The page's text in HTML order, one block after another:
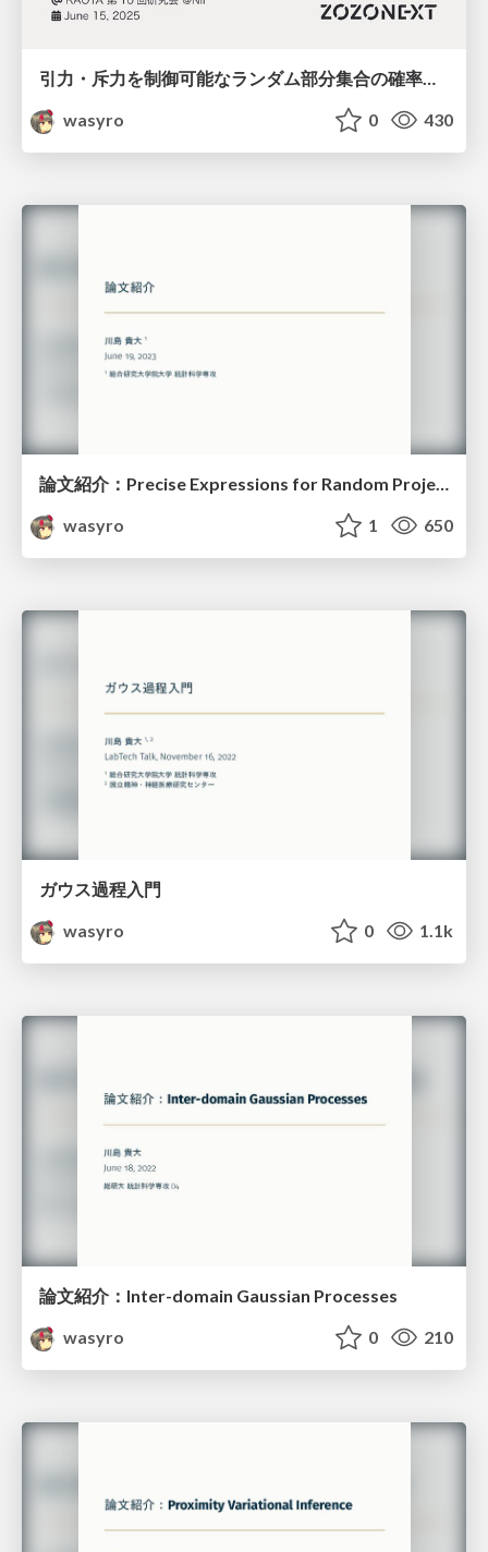
wasyro
0 430
論文紹介：Precise Expressions for Random Projections
wasyro
1 650
ガウス過程入門
wasyro
0 1.1k
論文紹介：Inter-domain Gaussian Processes
wasyro
0 210